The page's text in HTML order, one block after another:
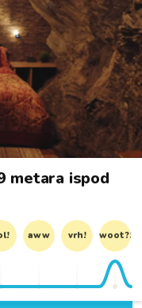
metara ispod
aww vrh! woot?!